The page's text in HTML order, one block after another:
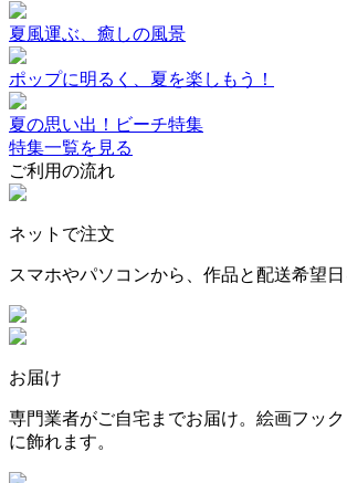
夏風運ぶ、癒しの風景
ポップに明るく、夏を楽しもう！
夏の思い出！ビーチ特集
特集一覧を見る
ご利用の流れ
ネットで注文
スマホやパソコンから、作品と配送希望日
お届け
専門業者がご自宅までお届け。絵画フッ
に飾れます。